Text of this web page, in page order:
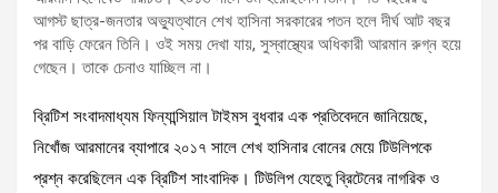
আগস্ট ছাত্র-জনতার অভ্যুত্থানে শেখ হাসিনা সরকারের পতন হলে দীর্ঘ আট বছর
পর বাড়ি ফেরেন তিনি। ওই সময় দেখা যায়, সুস্বাস্থ্যের অধিকারী আরমান রুগ্ন হয়ে
গেছেন। তাকে চেনাও যাচ্ছিল না।
ব্রিটিশ সংবাদমাধ্যম ফিন্যান্সিয়াল টাইমস বুধবার এক প্রতিবেদনে জানিয়েছে,
নিখোঁজ আরমানের ব্যাপারে ২০১৭ সালে শেখ হাসিনার বোনের মেয়ে টিউলিপকে
প্রশ্ন করেছিলেন এক ব্রিটিশ সাংবাদিক। টিউলিপ যেহেতু ব্রিটেনের নাগরিক ও